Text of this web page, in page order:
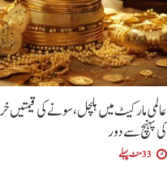
عالمی مارکیٹ میں ہلچل، سونے کی قیمتیں
کی پہنچ سے دور
33 منٹ پہلے